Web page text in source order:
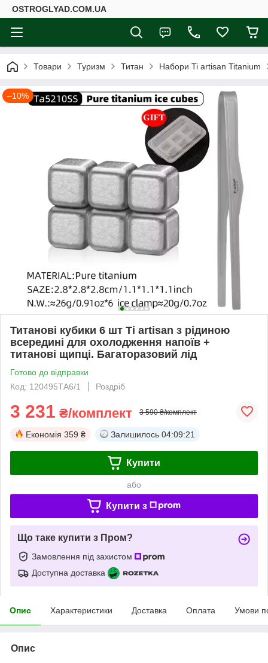
ОSTROGLYAD.СOM.UA
Товари Туризм Титан Набори Ti artisan Titanium
–10%
Титанові кубики 6 шт Ti artisan з рідиною
всередині для охолодження напоїв +
титанові щипці. Багаторазовий лід
Готово до відправки
Код: 120495ТА6/1
Роздріб
3 231 ₴/комплект 3 590 ₴/комплект
Економія 359 ₴ Залишилось 04:09:21
Купити
або
Купити з
Що таке купити з Пром?
Замовлення під захистом
Доступна доставка
Опис Характеристики Доставка Оплата Умови
Опис